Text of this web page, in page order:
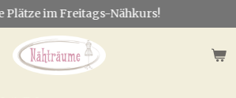
Plätze im Freitags-Nähkurs!